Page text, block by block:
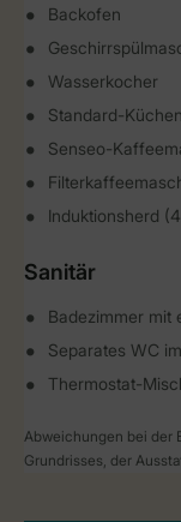
Backofen
Wasserkocher
Standard-
Senseo-
Induktionsherd
Sanitär
Badezimmer mit
Separates WC
Thermostat-
Abweichungen bei der
Grundrisses, der